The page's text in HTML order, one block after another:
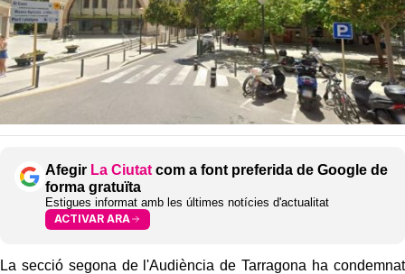
Afegir La Ciutat com a font preferida de Google de
forma gratuïta
Estigues informat amb les últimes notícies d'actualitat
ACTIVAR ARA
La secció segona de l'Audiència de Tarragona ha condemnat